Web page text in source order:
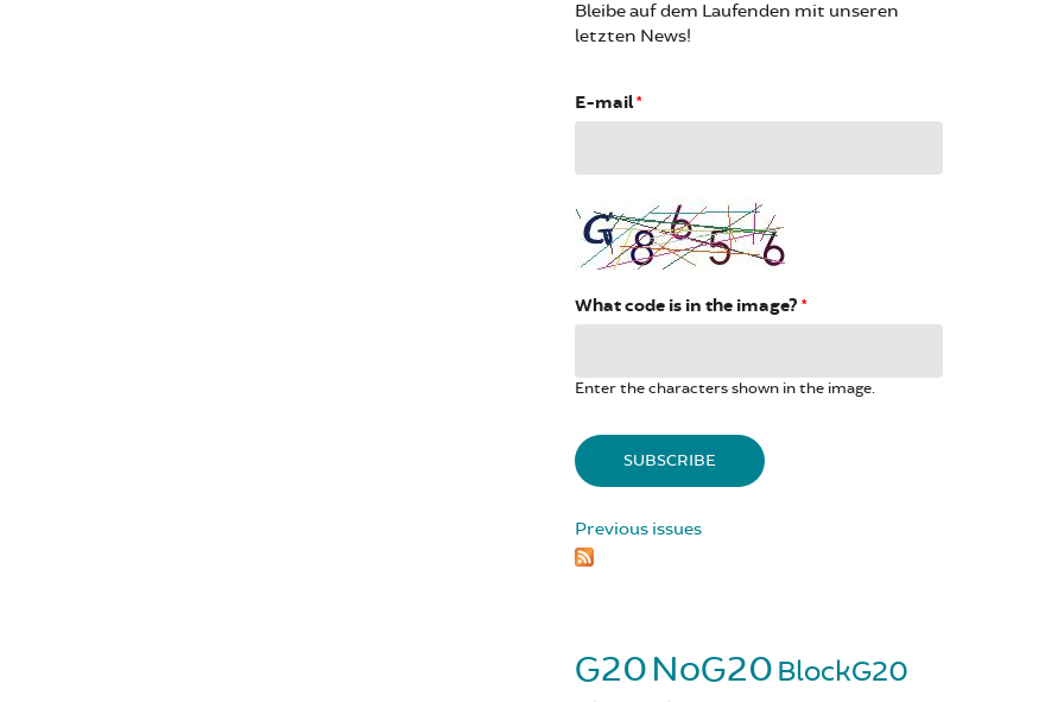
Bleibe auf dem Laufenden mit unseren
letzten News!
E-mail*
What code is in the image? *
Enter the characters shown in the image.
Previous issues
G20NoG20 BlockG20